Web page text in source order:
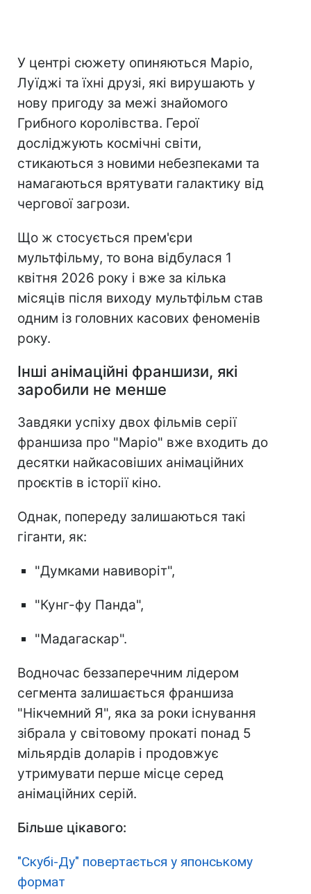
У центрі сюжету опиняються Маріо,
Луїджі та їхні друзі, які вирушають у
нову пригоду за межі знайомого
Грибного королівства. Герої
досліджують космічні світи,
стикаються з новими небезпеками та
намагаються врятувати галактику від
чергової загрози.
Що ж стосується прем'єри
мультфільму, то вона відбулася 1
квітня 2026 року і вже за кілька
місяців після виходу мультфільм став
одним із головних касових феноменів
року.
Інші анімаційні франшизи, які
заробили не менше
Завдяки успіху двох фільмів серії
франшиза про "Маріо" вже входить до
десятки найкасовіших анімаційних
проєктів в історії кіно.
Однак, попереду залишаються такі
гіганти, як:
"Думками навиворіт",
"Кунг-фу Панда",
"Мадагаскар".
Водночас беззаперечним лідером
сегмента залишається франшиза
"Нікчемний Я", яка за роки існування
зібрала у світовому прокаті понад 5
мільярдів доларів і продовжує
утримувати перше місце серед
анімаційних серій.
Більше цікавого:
"Скубі-Ду" повертається у японському
формат